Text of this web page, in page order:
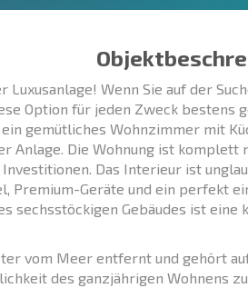
Wenn Sie auf der
Option für jeden Zweck bestens
gemütliches Wohnzimmer mit
Anlage. Die Wohnung ist
Das Interieur ist
Premium-Geräte und ein perfekt
sechsstöckigen Gebäudes ist
vom Meer entfernt und gehört
des ganzjährigen Wohnens